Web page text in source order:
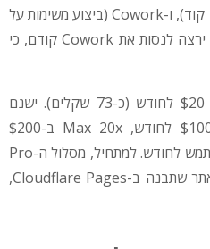
(שיחה רגילה), Code (עבודה עם קוד), ו-Cowork (ביצוע משימות על
קבצים ויישומים). מי שרק מתחיל ירצה לנסות את Cowork קודם, כי
מבחינת עלויות, מנוי Pro עולה $20 לחודש (כ-73 שקלים). ישנם
מסלולים נוספים: Max 5x ב-$100 לחודש, Max 20x ב-$200
לחודש, ו-Team ב-$25 לכל משתמש לחודש. למתחיל, מסלול ה-Pro
מספיק לצרכים רגילים. אירוח האתר שתבנה ב-Cloudflare Pages,